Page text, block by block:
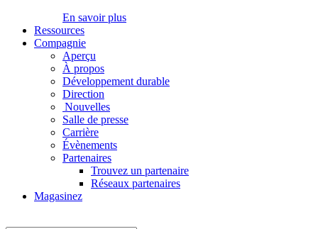
En savoir plus
Ressources
Compagnie
Aperçu
À propos
Développement durable
Direction
Nouvelles
Salle de presse
Carrière
Évènements
Partenaires
Trouvez un partenaire
Réseaux partenaires
Magasinez